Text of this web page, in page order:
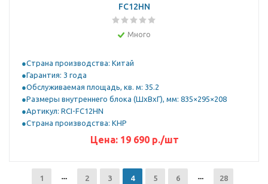
FС12HN
Много
Страна производства: Китай
Гарантия: 3 года
Обслуживаемая площадь, кв. м: 35.2
Размеры внутреннего блока (ШхВхГ), мм: 835×295×208
Артикул: RCI-FС12HN
Страна производства: КНР
Цена: 19 690р./шт
1 2 3 4 5 6 28